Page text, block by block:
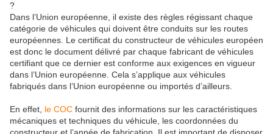
?
Dans l’Union européenne, il existe des règles régissant chaque
catégorie de véhicules qui doivent être conduits sur les routes
européennes. Le certificat du constructeur de véhicules européen
est donc le document délivré par chaque fabricant de véhicules
certifiant que ce dernier est conforme aux exigences en vigueur
dans l’Union européenne. Cela s’applique aux véhicules
fabriqués dans l’Union européenne ou importés d’ailleurs.
En effet, le COC fournit des informations sur les caractéristiques
mécaniques et techniques du véhicule, les coordonnées du